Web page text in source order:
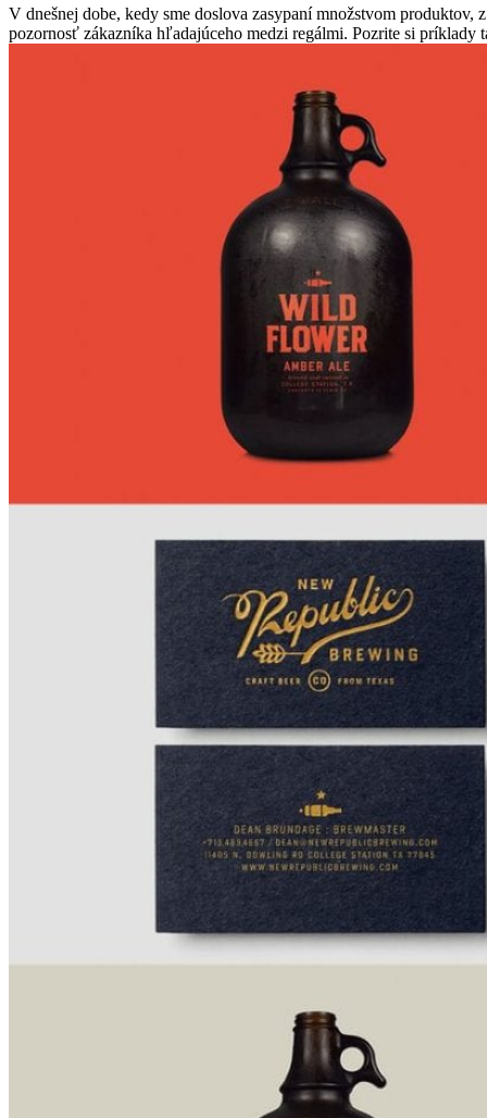
V dnešnej dobe, kedy sme doslova zasypaní množstvom
pozornosť zákazníka hľadajúceho medzi regálmi. Pozrite si príklady